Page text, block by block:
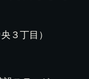
３丁目）